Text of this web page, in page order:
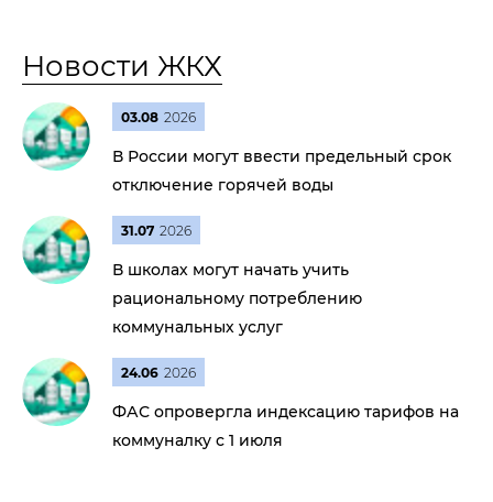
Новости ЖКХ
03.08 2026
В России могут ввести предельный срок
отключение горячей воды
31.07 2026
В школах могут начать учить
рациональному потреблению
коммунальных услуг
24.06 2026
ФАС опровергла индексацию тарифов на
коммуналку с 1 июля